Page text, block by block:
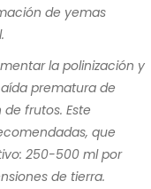
de yemas
la polinización y
prematura de
frutos. Este
que
250-500 ml por
de tierra.